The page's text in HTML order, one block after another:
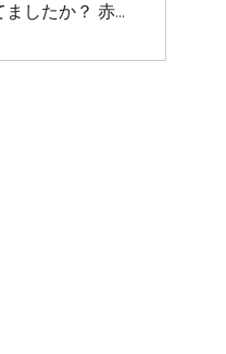
したか？ 赤...